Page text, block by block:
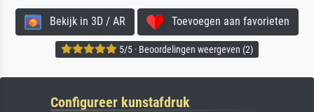
Bekijk in 3D / AR Toevoegen aan favorieten
5/5 · Beoordelingen weergeven (2)
Configureer kunstafdruk